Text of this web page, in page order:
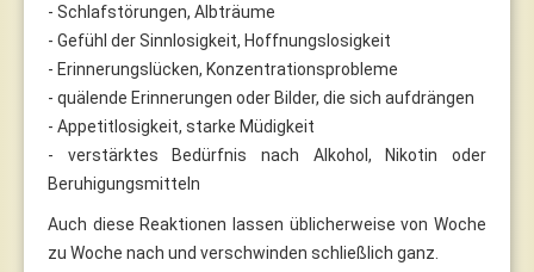
- Schlafstörungen, Albträume
- Gefühl der Sinnlosigkeit, Hoffnungslosigkeit
- Erinnerungslücken, Konzentrationsprobleme
- quälende Erinnerungen oder Bilder, die sich aufdrängen
- Appetitlosigkeit, starke Müdigkeit
- verstärktes Bedürfnis nach Alkohol, Nikotin oder
Beruhigungsmitteln
Auch diese Reaktionen lassen üblicherweise von Woche
zu Woche nach und verschwinden schließlich ganz.